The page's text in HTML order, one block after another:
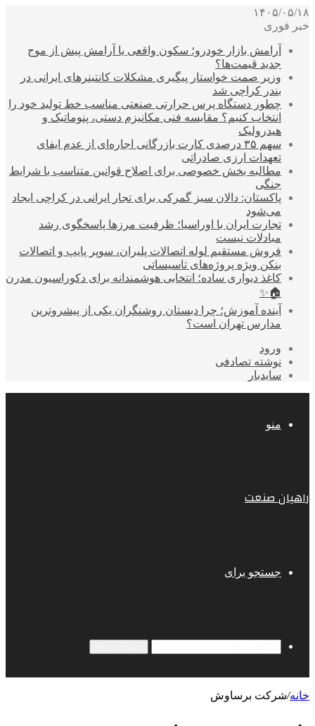
۱۴۰۵/۰۵/۱۸
خبر فوری
آرامش بازار خودرو؛ سکون واقعی یا آرامش پیش از موج
جدید قیمت‌ها؟
وزیر صمت خواستار پیگیری مشکلات کانتینرهای ایرانی در
بندر کراچی شد
چطور دستگاه پرس حرارتی صنعتی مناسب خط تولید خود را
انتخاب کنیم؟ مقایسه فنی مکانیزم دستی، پنوماتیک و
هیدرولیک
سهم ۳۵ درصدی کارت بازرگانی اجاره‌ای از عدم ایفای
تعهدات ارزی صادراتی
مطالبه بخش خصوصی برای اصلاح قوانین متناسب با شرایط
جنگی
پاکستان: دالان سبز گمرکی برای تجار ایرانی در کراچی ایجاد
می‌شود
تجارت ایران با اوراسیا؛ ظرفیت مرزها پاسخگوی رشد
مبادلات نیست
فروش مستقیم لوله اتصالات پلیران، سوپر پایپ و اتصالات
بنکن ویژه پروژه‌های تاسیساتی
کاغذ دیواری ساده؛ انتخابی هوشمندانه برای دکوراسیون مدرن
🏠✨
آینده آموزش؛ چرا دبستان روشنگران یکی از پیشروترین
مدارس تهران است؟
ورود
نوشته تصادفی
سایدبار
منو
راهیان صنعت
جستجو برای
خانه/شرکت برساوش